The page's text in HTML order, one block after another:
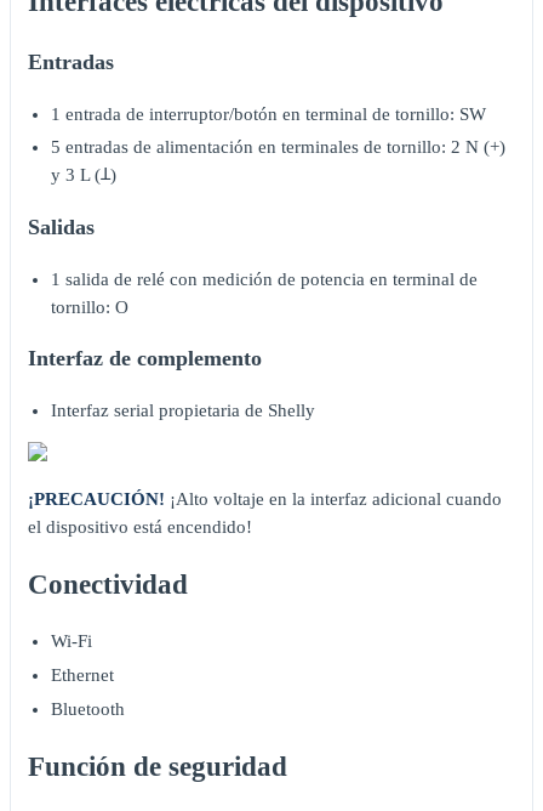
Entradas
1 entrada de interruptor/botón en terminal de tornillo: SW
5 entradas de alimentación en terminales de tornillo: 2 N (+)
y 3 L (Ʇ)
Salidas
1 salida de relé con medición de potencia en terminal de
tornillo: O
Interfaz de complemento
Interfaz serial propietaria de Shelly
¡PRECAUCIÓN! ¡Alto voltaje en la interfaz adicional cuando
el dispositivo está encendido!
Conectividad
Wi-Fi
Ethernet
Bluetooth
Función de seguridad